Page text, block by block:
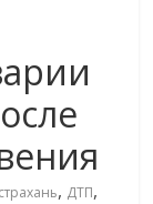
, ДТП,